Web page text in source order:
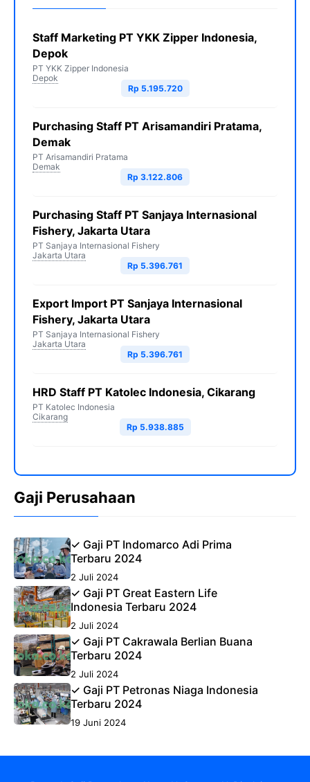
Staff Marketing PT YKK Zipper Indonesia,
Depok
PT YKK Zipper Indonesia
Depok
Rp 5.195.720
Purchasing Staff PT Arisamandiri Pratama,
Demak
PT Arisamandiri Pratama
Demak
Rp 3.122.806
Purchasing Staff PT Sanjaya Internasional
Fishery, Jakarta Utara
PT Sanjaya Internasional Fishery
Jakarta Utara
Rp 5.396.761
Export Import PT Sanjaya Internasional
Fishery, Jakarta Utara
PT Sanjaya Internasional Fishery
Jakarta Utara
Rp 5.396.761
HRD Staff PT Katolec Indonesia, Cikarang
PT Katolec Indonesia
Cikarang
Rp 5.938.885
Gaji Perusahaan
✓ Gaji PT Indomarco Adi Prima
Terbaru 2024
2 Juli 2024
✓ Gaji PT Great Eastern Life
Indonesia Terbaru 2024
2 Juli 2024
✓ Gaji PT Cakrawala Berlian Buana
Terbaru 2024
2 Juli 2024
✓ Gaji PT Petronas Niaga Indonesia
Terbaru 2024
19 Juni 2024